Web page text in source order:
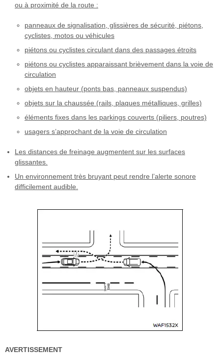
ou à proximité de la route :
panneaux de signalisation, glissières de sécurité, piétons,
cyclistes, motos ou véhicules
piétons ou cyclistes circulant dans des passages étroits
piétons ou cyclistes apparaissant brièvement dans la voie de
circulation
objets en hauteur (ponts bas, panneaux suspendus)
objets sur la chaussée (rails, plaques métalliques, grilles)
éléments fixes dans les parkings couverts (piliers, poutres)
usagers s’approchant de la voie de circulation
Les distances de freinage augmentent sur les surfaces
glissantes.
Un environnement très bruyant peut rendre l’alerte sonore
difficilement audible.
AVERTISSEMENT